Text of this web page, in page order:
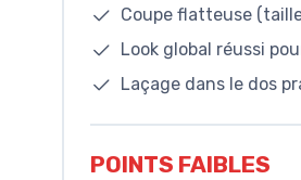
Coupe flatteuse
Look global réussi
Laçage dans le dos
POINTS FAIBLES